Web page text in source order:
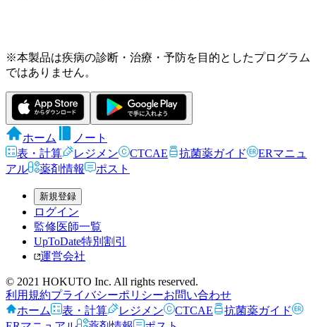
※本製品は疾病の診断・治療・予防を目的としたプログラム
ではありません。
ホーム
ノート
表・計算
レジメン CTCAE 抗菌薬ガイド
ERマニュ
アル
薬剤情報 ポスト
新規登録
ログイン
監修医師一覧
UpToDate特別割引
運営会社
© 2021 HOKUTO Inc. All rights reserved.
利用規約プライバシーポリシーお問い合わせ
ホーム
表・計算 レジメン CTCAE
抗菌薬ガイド